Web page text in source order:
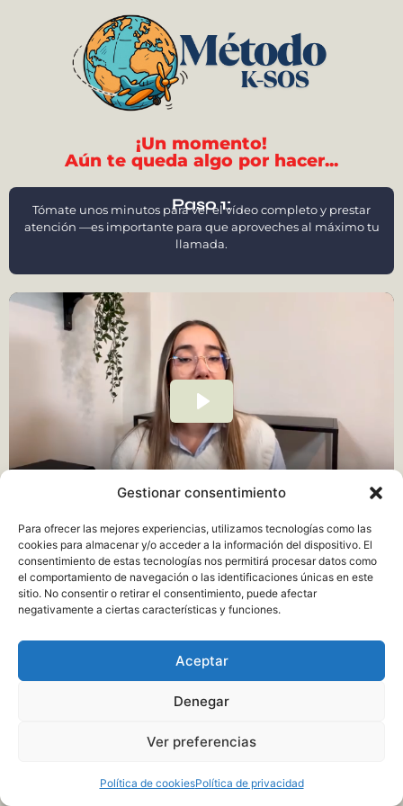
Gestionar consentimiento
Para ofrecer las mejores experiencias, utilizamos tecnologías como las
cookies para almacenar y/o acceder a la información del dispositivo. El
consentimiento de estas tecnologías nos permitirá procesar datos como
el comportamiento de navegación o las identificaciones únicas en este
sitio. No consentir o retirar el consentimiento, puede afectar
negativamente a ciertas características y funciones.
Aceptar
Denegar
Ver preferencias
Política de cookiesPolítica de privacidad
¡Un momento!
Aún te queda algo por hacer...
Paso 1:
Tómate unos minutos para ver el vídeo completo y prestar
atención —es importante para que aproveches al máximo tu
llamada.
Paso 2:
Responde estas preguntas, solo te tomará un minuto y te ayudará a
sacar más provecho de tu llamada.